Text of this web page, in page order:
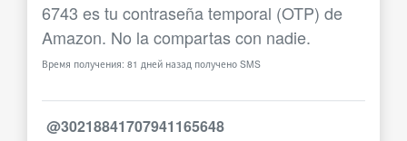
6743 es tu contraseña temporal (OTP) de
Amazon. No la compartas con nadie.
Время получения: 81 дней назад получено SMS
@30218841707941165648